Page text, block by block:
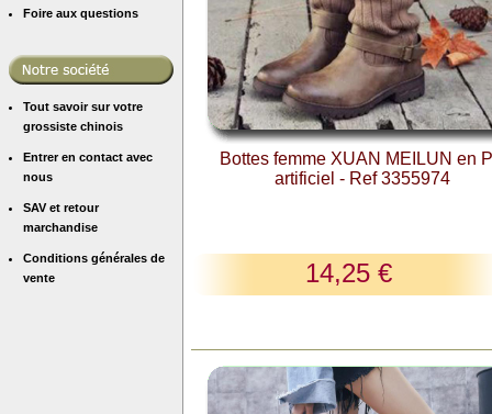
Foire aux questions
Tout savoir sur votre
grossiste chinois
Entrer en contact avec
nous
SAV et retour
marchandise
Conditions générales de
vente
Bottes femme XUAN MEILUN en
artificiel - Ref 3355974
14,25 €